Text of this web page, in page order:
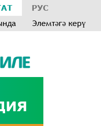
РУС
Элемтәгә керү